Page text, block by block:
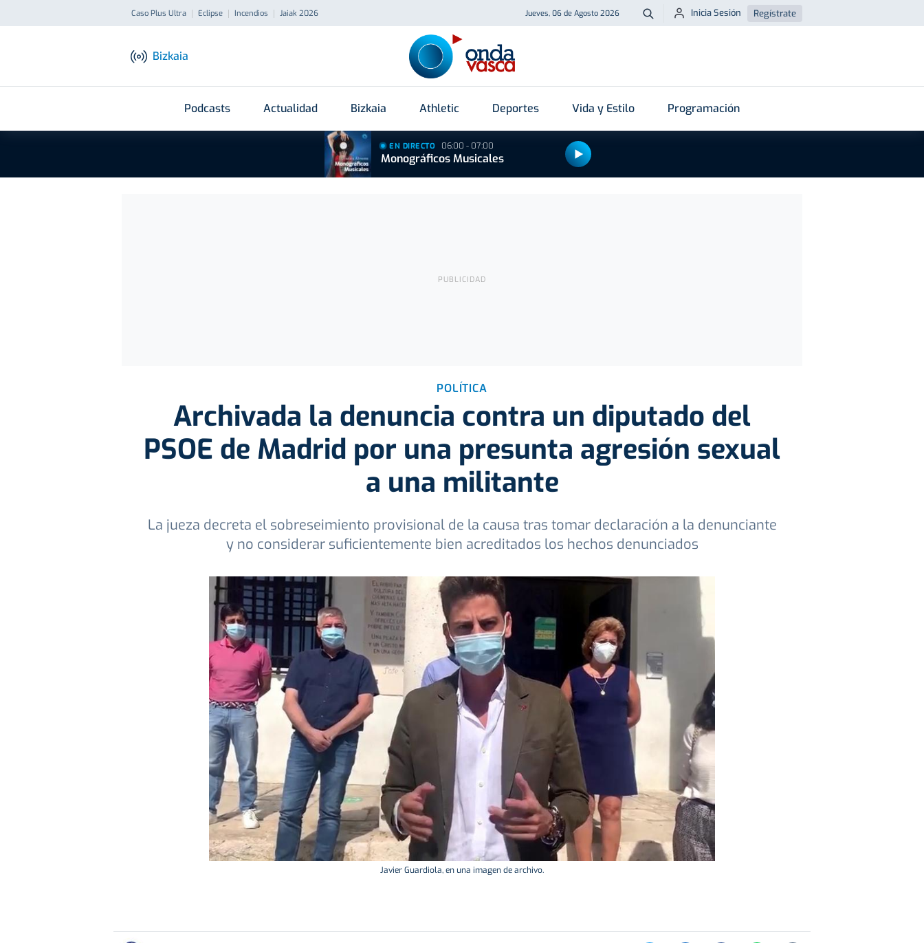
Caso Plus Ultra Eclipse Incendios Jaiak 2026 Jueves, 06 de Agosto 2026 Buscar
Inicia Sesión Regístrate
Bizkaia
Podcasts Actualidad Bizkaia Athletic Deportes Vida y Estilo Programación
EN DIRECTO 06:00 - 07:00
Monográficos Musicales
POLÍTICA
Archivada la denuncia contra un diputado del
PSOE de Madrid por una presunta agresión sexual
a una militante
La jueza decreta el sobreseimiento provisional de la causa tras tomar declaración a la denunciante
y no considerar suficientemente bien acreditados los hechos denunciados
Javier Guardiola, en una imagen de archivo.